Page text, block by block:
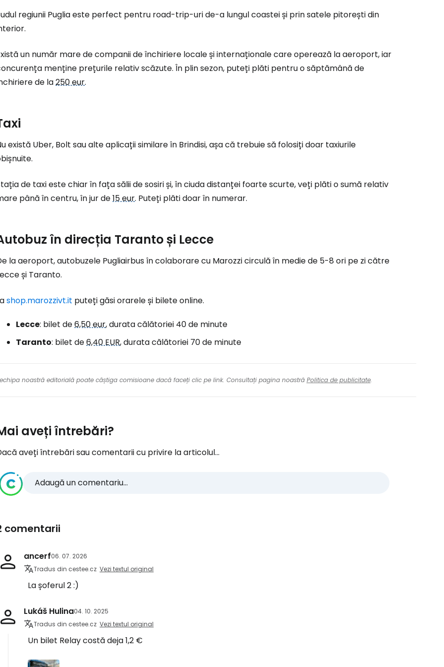
regiunii Puglia este perfect pentru road-trip-uri de-a lungul coastei și prin satele pitorești din
un număr mare de companii de închiriere locale și internaționale care operează la aeroport, iar
menține prețurile relativ scăzute. În plin sezon, puteți plăti pentru o săptămână de
de la250 eur.
există Uber, Bolt sau alte aplicații similare în Brindisi, așa că trebuie să folosiți doar taxiurile
de taxi este chiar în fața sălii de sosiri și, în ciuda distanței foarte scurte, veți plăti o sumă relativ
până în centru, în jur de15 eur. Puteți plăti doar în numerar.
în direcția Taranto și Lecce
la aeroport, autobuzele Pugliairbus în colaborare cu Marozzi circulă în medie de 5-8 ori pe zi către
și Taranto.
shop.marozzivt.it puteți găsi orarele și bilete online.
Lecce: bilet de6,50 eur, durata călătoriei 40 de minute
Taranto: bilet de6,40 EUR, durata călătoriei 70 de minute
noastră editorială poate câștiga comisioane dacă faceți clic pe link. Consultați pagina noastră Politica de publicitate.
aveți întrebări?
aveți întrebări sau comentarii cu privire la articolul...
Adaugă un comentariu...
comentarii
ancerf06. 07. 2026
Tradus din cestee.cz Vezi textul original
La șoferul 2 :)
Lukáš Hulina04. 10. 2025
Tradus din cestee.cz Vezi textul original
Un bilet Relay costă deja 1,2 €